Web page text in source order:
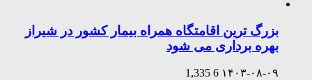
بزرگ ترین اقامتگاه همراه بیمار کشور در شیراز
بهره برداری می شود
۱۴۰۳-۰۸-۰۹ 6
1,335